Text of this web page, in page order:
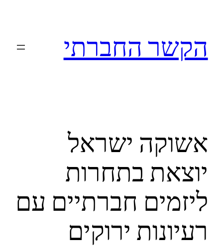
הקשר החברתי
אשוקה ישראל
יוצאת בתחרות
ליזמים חברתיים עם
רעיונות ירוקים